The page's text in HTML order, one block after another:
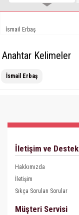
İsmail Erbaş
Anahtar Kelimeler
İsmail Erbaş
İletişim ve Destek
Hakkımızda
İletişim
Sıkça Sorulan Sorular
Müşteri Servisi